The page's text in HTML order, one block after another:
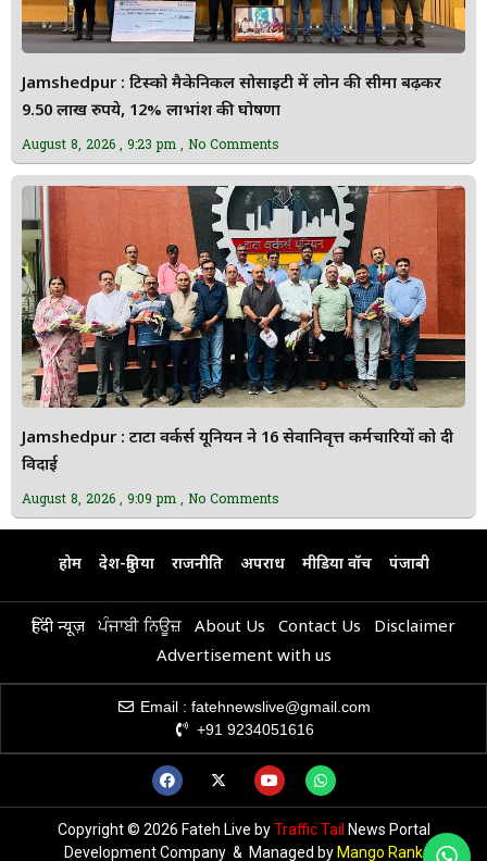
Jamshedpur : टिस्को मैकेनिकल सोसाइटी में लोन की सीमा बढ़कर
9.50 लाख रुपये, 12% लाभांश की घोषणा
August 8, 2026 9:23 pm No Comments
Jamshedpur : टाटा वर्कर्स यूनियन ने 16 सेवानिवृत्त कर्मचारियों को दी
विदाई
August 8, 2026 9:09 pm No Comments
होम देश-दुनिया राजनीति अपराध मीडिया वॉच पंजाबी
हिंदी न्यूज़ ਪੰਜਾਬੀ ਨਿਊਜ਼ About Us Contact Us
Disclaimer
Advertisement with us
Email : fatehnewslive@gmail.com
+91 9234051616
Copyright © 2026 Fateh Live byTraffic Tail News Portal
Development Company & Managed by Mango Rank